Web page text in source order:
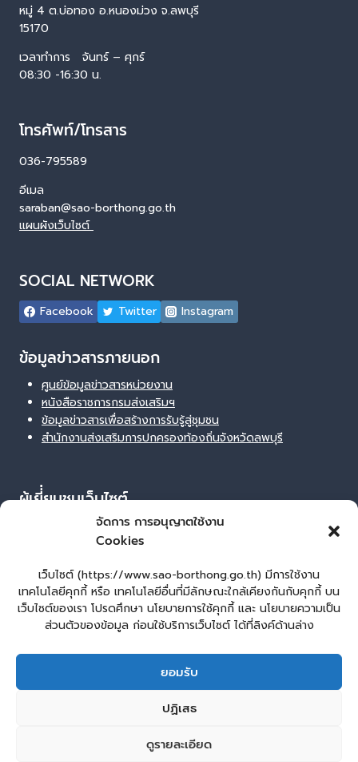
จัดการ การอนุญาตใช้งาน
Cookies
เว็บไซต์ (https://www.sao-borthong.go.th) มีการใช้งาน
เทคโนโลยีคุกกี้ หรือ เทคโนโลยีอื่นที่มีลักษณะใกล้เคียงกันกับคุกกี้ บน
เว็บไซต์ของเรา โปรดศึกษา นโยบายการใช้คุกกี้ และ นโยบายความเป็น
ส่วนตัวของข้อมูล ก่อนใช้บริการเว็บไซต์ ได้ที่ลิงค์ด้านล่าง
ยอมรับ
ปฏิเสธ
ดูรายละเอียด
หมู่ 4 ต.บ่อทอง อ.หนองม่วง จ.ลพบุรี
15170
เวลาทำการ จันทร์ – ศุกร์
08:30 -16:30 น.
โทรศัพท์/โทรสาร
036-795589
อีเมล
saraban@sao-borthong.go.th
แผนผังเว็บไซต์
SOCIAL NETWORK
Facebook Twitter Instagram
ข้อมูลข่าวสารภายนอก
ศูนย์ข้อมูลข่าวสารหน่วยงาน
หนังสือราชการกรมส่งเสริมฯ
ข้อมูลข่าวสารเพื่อสร้างการรับรู้สู่ชุมชน
สำนักงานส่งเสริมการปกครองท้องถิ่นจังหวัดลพบุรี
ผู้เยี่่ยมชมเว็บไซต์
14
เข้าสู่ระบบ
จัดทำเว็บไซต์
lopburiwebdesign.com
หน้าหลัก
ยื่นแบบคำร้องทั่วไป
ร้องเรียน – ร้องทุกข์ ให้คำแนะนำ ข้อเสนอแนะ
แจ้งเรื่องร้องเรียนการทุจริต
E – Service
ศูนย์ข้อมูลข่าวสาร หน่วยงาน
คู่มือประชาชน
ติดต่อ อบต.